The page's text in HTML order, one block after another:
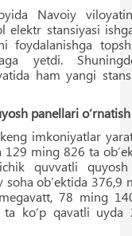
Navoiy
elektr stansiyasi
foydalanishga
yetdi.
ham yangi
panellari
imkoniyatlar
129 ming 826 ta
quvvatli quyosh
ob’ektida 376,9
78 ming
ko‘p qavatli uyda